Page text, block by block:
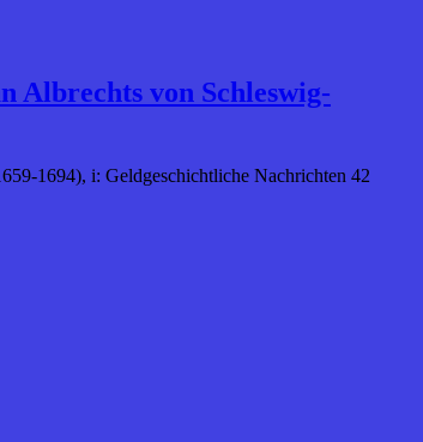
Albrechts von Schleswig-
1694), i: Geldgeschichtliche Nachrichten 42